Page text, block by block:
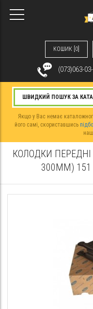
КОШИК [0]
(073)063-
Якщо у Вас немає
його самі, скориставшись
КОЛОДКИ ПЕРЕДНІ
300ММ) 151